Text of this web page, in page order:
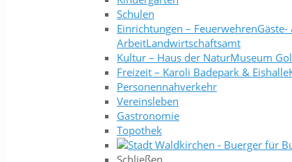
Schulen
Einrichtungen –
ArbeitLandwirtschaftsamt
Kultur – Haus der NaturMuseum
Freizeit – Karoli Badepark &
Personennahverkehr
Vereinsleben
Gastronomie
Topothek
Schließen